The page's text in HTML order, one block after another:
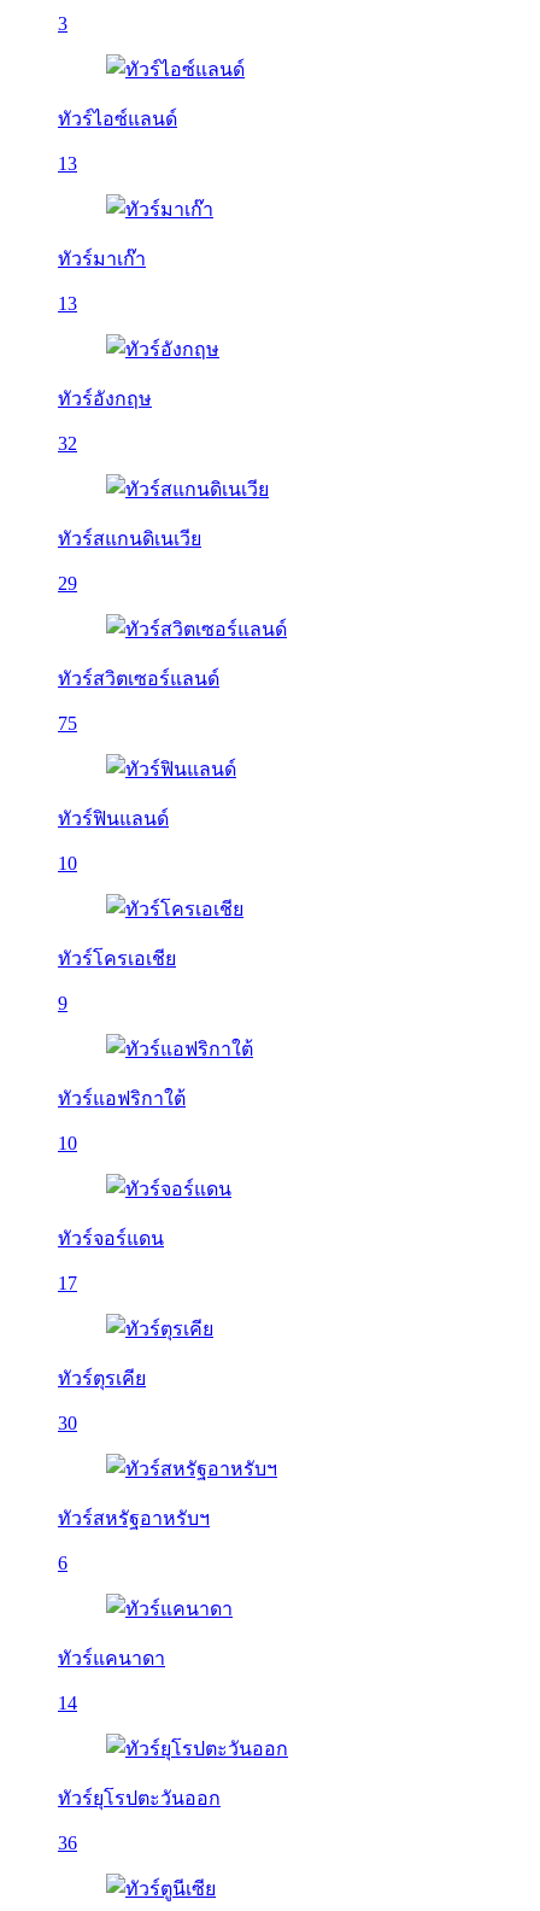
3
ทัวร์ไอซ์แลนด์
13
ทัวร์มาเก๊า
13
ทัวร์อังกฤษ
32
ทัวร์สแกนดิเนเวีย
29
ทัวร์สวิตเซอร์แลนด์
75
ทัวร์ฟินแลนด์
10
ทัวร์โครเอเชีย
9
ทัวร์แอฟริกาใต้
10
ทัวร์จอร์แดน
17
ทัวร์ตุรเคีย
30
ทัวร์สหรัฐอาหรับฯ
6
ทัวร์แคนาดา
14
ทัวร์ยุโรปตะวันออก
36